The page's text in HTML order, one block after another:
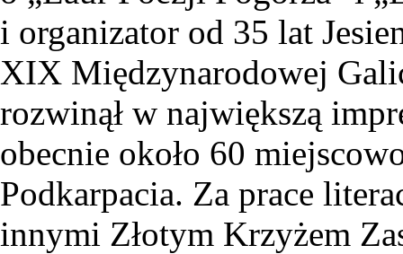
i organizator od 35 lat
XIX Międzynarodowej
rozwinął w największą
obecnie około 60
Podkarpacia. Za prace
innymi Złotym Krzyżem